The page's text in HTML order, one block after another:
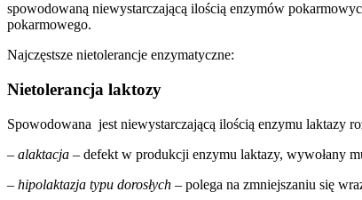
spowodowaną niewystarczającą ilością enzymów
pokarmowego.
Najczęstsze nietolerancje enzymatyczne:
Nietolerancja laktozy
Spowodowana jest niewystarczającą ilością enzymu laktazy
– alaktacja – defekt w produkcji enzymu laktazy, wywołany
– hipolaktazja typu dorosłych – polega na zmniejszaniu się